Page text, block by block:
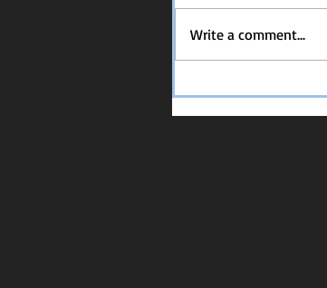
Write a comment...